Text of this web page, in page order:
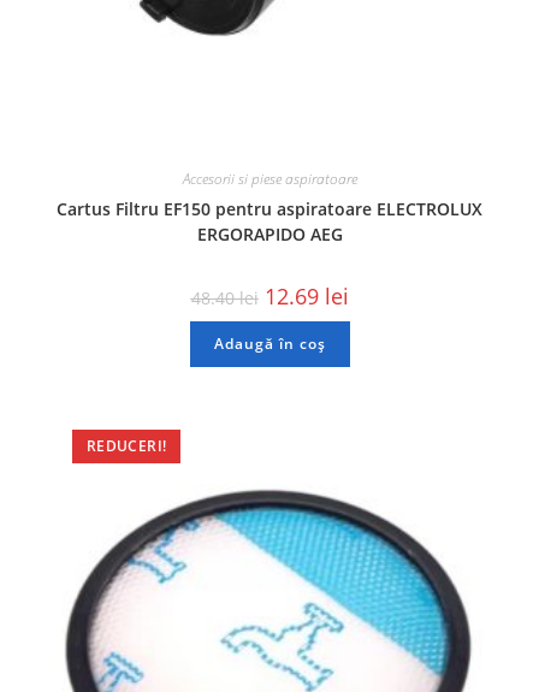
Accesorii si piese aspiratoare
Cartus Filtru EF150 pentru aspiratoare ELECTROLUX
ERGORAPIDO AEG
48.40lei 12.69 lei
Adaugă în coș
REDUCERI!